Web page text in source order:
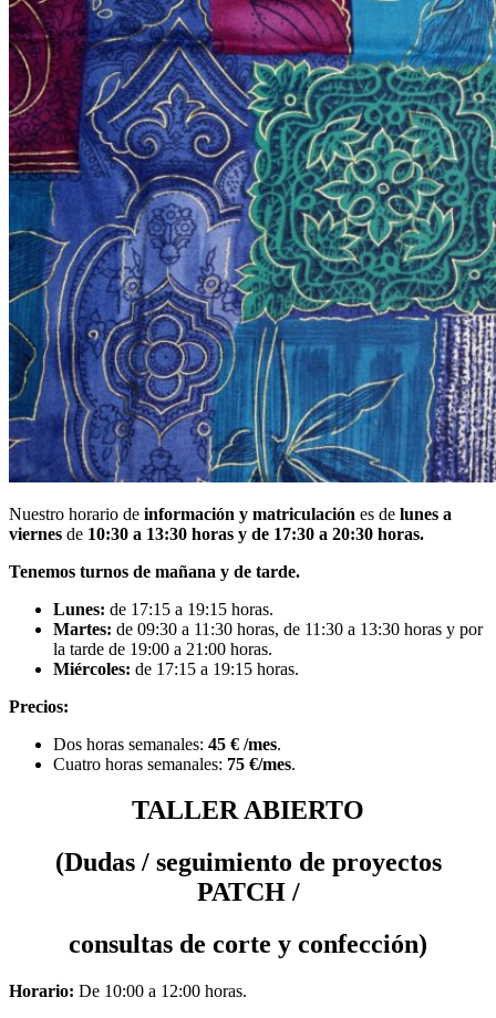
Nuestro horario de información y matriculación es de lunes a
viernes de 10:30 a 13:30 horas y de 17:30 a 20:30 horas.
Tenemos turnos de mañana y de tarde.
Lunes: de 17:15 a 19:15 horas.
Martes: de 09:30 a 11:30 horas, de 11:30 a 13:30 horas y por
la tarde de 19:00 a 21:00 horas.
Miércoles: de 17:15 a 19:15 horas.
Precios:
Dos horas semanales: 45 € /mes.
Cuatro horas semanales: 75 €/mes.
TALLER ABIERTO
(Dudas / seguimiento de proyectos
PATCH /
consultas de corte y confección)
Horario: De 10:00 a 12:00 horas.